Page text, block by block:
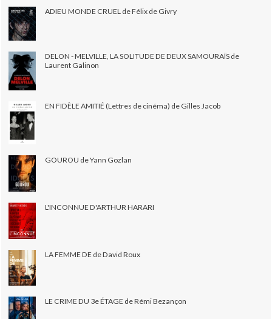
ADIEU MONDE CRUEL de Félix de Givry
DELON - MELVILLE, LA SOLITUDE DE DEUX SAMOURAÏS de
Laurent Galinon
EN FIDÈLE AMITIÉ (Lettres de cinéma) de Gilles Jacob
GOUROU de Yann Gozlan
L'INCONNUE D'ARTHUR HARARI
LA FEMME DE de David Roux
LE CRIME DU 3e ÉTAGE de Rémi Bezançon